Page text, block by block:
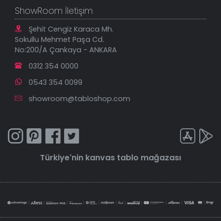
ShowRoom İletişim
Şehit Cengiz Karaca Mh.
Sokullu Mehmet Paşa Cd.
No:200/A Çankaya - ANKARA
0312 354 0000
0543 354 0099
showroom@tabloshop.com
Türkiye'nin kanvas tablo mağazası